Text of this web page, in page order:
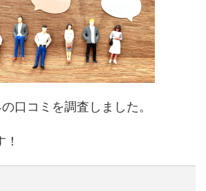
口コミを調査しました。